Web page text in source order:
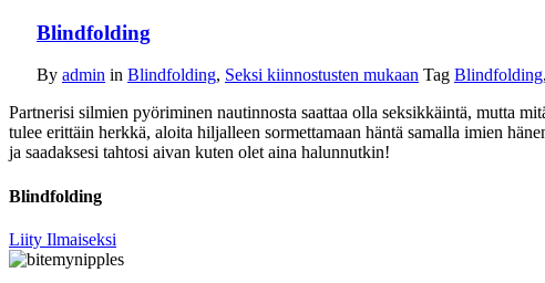
Blindfolding
By admin in Blindfolding, Seksi kiinnostusten mukaan Tag Blindfolding,
Partnerisi silmien pyöriminen nautinnosta saattaa olla seksikkäintä, mutta
tulee erittäin herkkä, aloita hiljalleen sormettamaan häntä samalla imien
ja saadaksesi tahtosi aivan kuten olet aina halunnutkin!
Blindfolding
Liity Ilmaiseksi